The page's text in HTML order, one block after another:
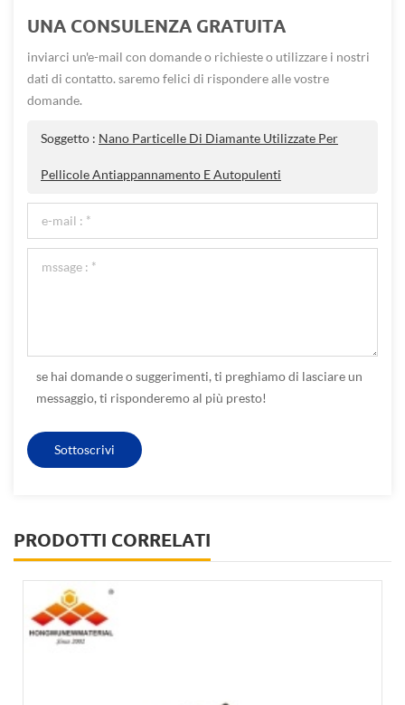
UNA CONSULENZA GRATUITA
inviarci un'e-mail con domande o richieste o utilizzare i nostri
dati di contatto. saremo felici di rispondere alle vostre
domande.
Soggetto : Nano Particelle Di Diamante Utilizzate Per
Pellicole Antiappannamento E Autopulenti
se hai domande o suggerimenti, ti preghiamo di lasciare un
messaggio, ti risponderemo al più presto!
PRODOTTI CORRELATI